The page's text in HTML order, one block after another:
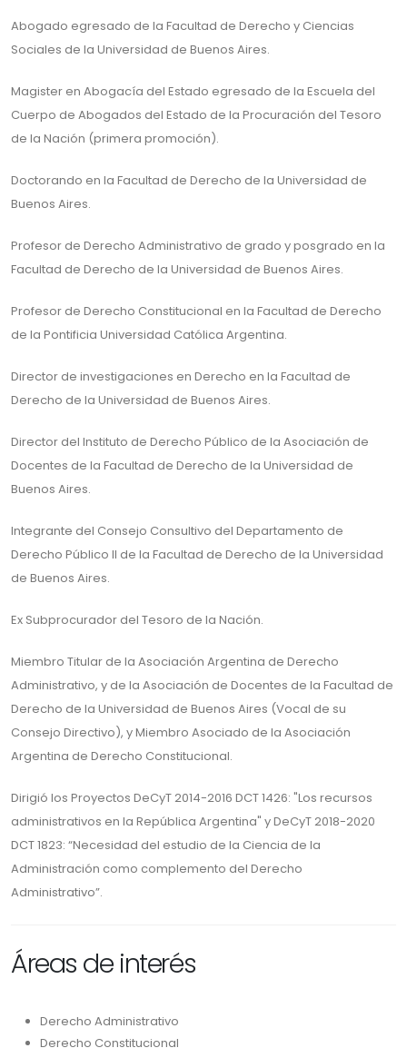
Abogado egresado de la Facultad de Derecho y Ciencias
Sociales de la Universidad de Buenos Aires.
Magister en Abogacía del Estado egresado de la Escuela del
Cuerpo de Abogados del Estado de la Procuración del Tesoro
de la Nación (primera promoción).
Doctorando en la Facultad de Derecho de la Universidad de
Buenos Aires.
Profesor de Derecho Administrativo de grado y posgrado en la
Facultad de Derecho de la Universidad de Buenos Aires.
Profesor de Derecho Constitucional en la Facultad de Derecho
de la Pontificia Universidad Católica Argentina.
Director de investigaciones en Derecho en la Facultad de
Derecho de la Universidad de Buenos Aires.
Director del Instituto de Derecho Público de la Asociación de
Docentes de la Facultad de Derecho de la Universidad de
Buenos Aires.
Integrante del Consejo Consultivo del Departamento de
Derecho Público II de la Facultad de Derecho de la Universidad
de Buenos Aires.
Ex Subprocurador del Tesoro de la Nación.
Miembro Titular de la Asociación Argentina de Derecho
Administrativo, y de la Asociación de Docentes de la Facultad de
Derecho de la Universidad de Buenos Aires (Vocal de su
Consejo Directivo), y Miembro Asociado de la Asociación
Argentina de Derecho Constitucional.
Dirigió los Proyectos DeCyT 2014-2016 DCT 1426: "Los recursos
administrativos en la República Argentina" y DeCyT 2018-2020
DCT 1823: “Necesidad del estudio de la Ciencia de la
Administración como complemento del Derecho
Administrativo”.
Áreas de interés
Derecho Administrativo
Derecho Constitucional